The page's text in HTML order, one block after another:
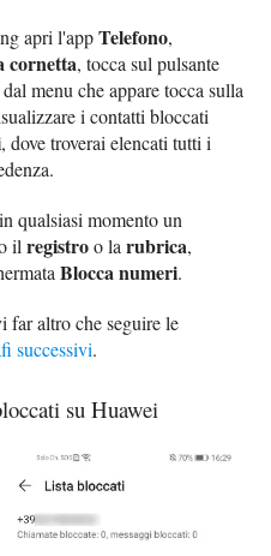
apri l'appTelefono,
cornetta, tocca sul pulsante
menu che appare tocca sulla
i contatti bloccati
, dove troverai elencati tutti i
qualsiasi momento un
ilregistroo larubrica,
Blocca numeri.
far altro che seguire le
successivi.
su Huawei